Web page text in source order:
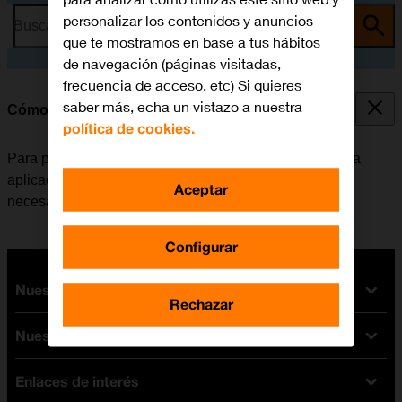
Busca por problema o tema
Cómo instalar Facebook
Para poder utilizar Facebook, es necesario instalar esta
aplicación en el móvil. Antes de instalar Facebook, es
necesario
configurar el móvil para internet
Nuestras tarifas
Tarifas Orange
Tarifas fibra y móvil
Tarifas móviles
Nuestros dispositivos
Ofertas en móviles
Enlaces de interés
personalizar los contenidos y anuncios
que te mostramos en base a tus hábitos
de navegación (páginas visitadas,
frecuencia de acceso, etc) Si quieres
saber más, echa un vistazo a nuestra
política de cookies.
Configurar
Rechazar
Aceptar